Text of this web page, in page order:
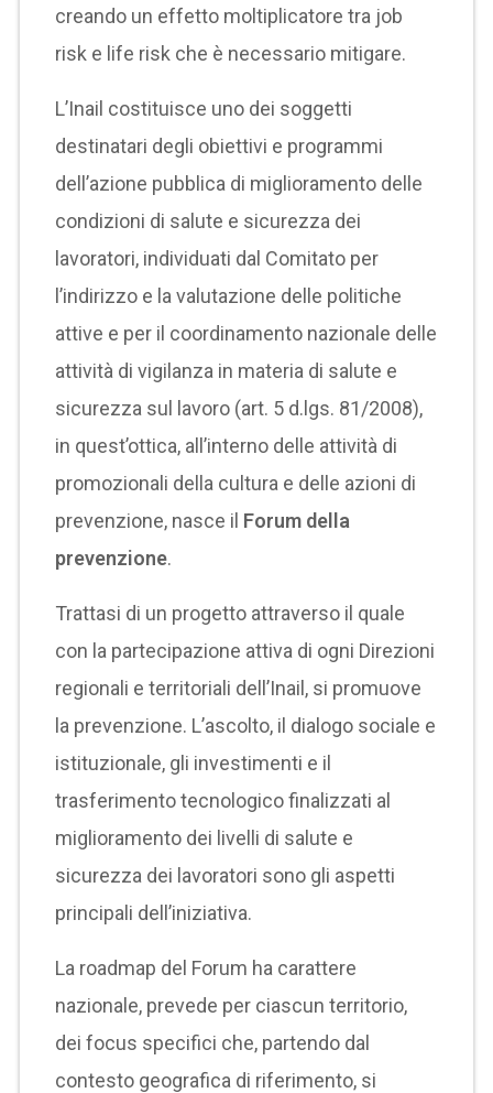
creando un effetto moltiplicatore tra job
risk e life risk che è necessario mitigare.
L’Inail costituisce uno dei soggetti
destinatari degli obiettivi e programmi
dell’azione pubblica di miglioramento delle
condizioni di salute e sicurezza dei
lavoratori, individuati dal Comitato per
l’indirizzo e la valutazione delle politiche
attive e per il coordinamento nazionale delle
attività di vigilanza in materia di salute e
sicurezza sul lavoro (art. 5 d.lgs. 81/2008),
in quest’ottica, all’interno delle attività di
promozionali della cultura e delle azioni di
prevenzione, nasce il Forum della
prevenzione.
Trattasi di un progetto attraverso il quale
con la partecipazione attiva di ogni Direzioni
regionali e territoriali dell’Inail, si promuove
la prevenzione. L’ascolto, il dialogo sociale e
istituzionale, gli investimenti e il
trasferimento tecnologico finalizzati al
miglioramento dei livelli di salute e
sicurezza dei lavoratori sono gli aspetti
principali dell’iniziativa.
La roadmap del Forum ha carattere
nazionale, prevede per ciascun territorio,
dei focus specifici che, partendo dal
contesto geografica di riferimento, si